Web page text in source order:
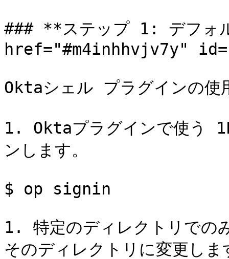
### **ステップ 1: デフォ
href="#m4inhhvjv7y"
Oktaシェル プラグインの使
1. Oktaプラグインで使う
ンします。
$ op signin
1. 特定のディレクトリでの
そのディレクトリに変更しま